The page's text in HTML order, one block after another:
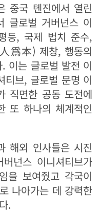
중국 톈진에서 열린
글로벌 거버넌스 이
등, 국제 법치 준수,
爲本) 제창, 행동의
이는 글로벌 발전 이
티브, 글로벌 문명 이
직면한 공동 도전에
또 하나의 체계적인
해외 인사들은 시진
넌스 이니셔티브가
을 보여줬고 각국이
나아가는 데 강력한
.